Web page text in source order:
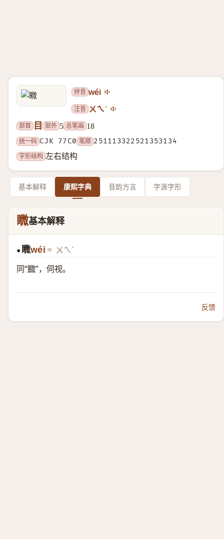
拼音 wéi
注音 ㄨㄟˊ
部首 目 部外 5 总笔画 18
统一码 CJK 77C0 笔顺 251113322521353134
字形结构 左右结构
基本解释 康熙字典 音韵方言 字源字形
矀基本解释
● 矀wéi ㄨㄟˊ
同“覹”，伺视。
反馈